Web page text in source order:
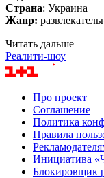
Страна: Украина
Жанр:
Читать дальше
Реалити-шоу
Про проект
Соглашение
Политика
Правила
Инициатива
Блокировщик